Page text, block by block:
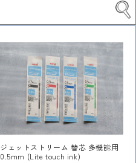
ジェットストリーム 替芯 多機能用
0.5mm (Lite touch ink)